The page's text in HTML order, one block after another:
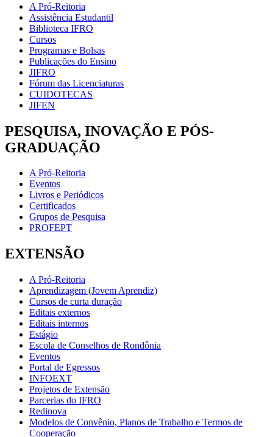
A Pró-Reitoria
Assistência Estudantil
Biblioteca IFRO
Cursos
Programas e Bolsas
Publicações do Ensino
JIFRO
Fórum das Licenciaturas
CUIDOTECAS
JIFEN
PESQUISA, INOVAÇÃO E PÓS-
GRADUAÇÃO
A Pró-Reitoria
Eventos
Livros e Periódicos
Certificados
Grupos de Pesquisa
PROFEPT
EXTENSÃO
A Pró-Reitoria
Aprendizagem (Jovem Aprendiz)
Cursos de curta duração
Editais externos
Editais internos
Estágio
Escola de Conselhos de Rondônia
Eventos
Portal de Egressos
INFOEXT
Projetos de Extensão
Parcerias do IFRO
Redinova
Modelos de Convênio, Planos de Trabalho e Termos de
Cooperação